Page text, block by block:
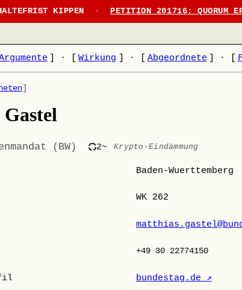
KIPPEN · PETITION 201716: QUORUM
· Wirkung · Abgeordnete ·
]
(BW) 2~ Krypto-Eindämmung
Baden-Wuerttemberg
WK 262
+49 30 22774150
bundestag.de ↗